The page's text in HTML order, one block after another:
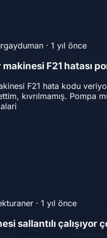
· 1 yıl önce
F21 hatası
F21 hata kodu
kıvrılmamış. Pompa
· 1 yıl önce
sallantılı çalışıyor